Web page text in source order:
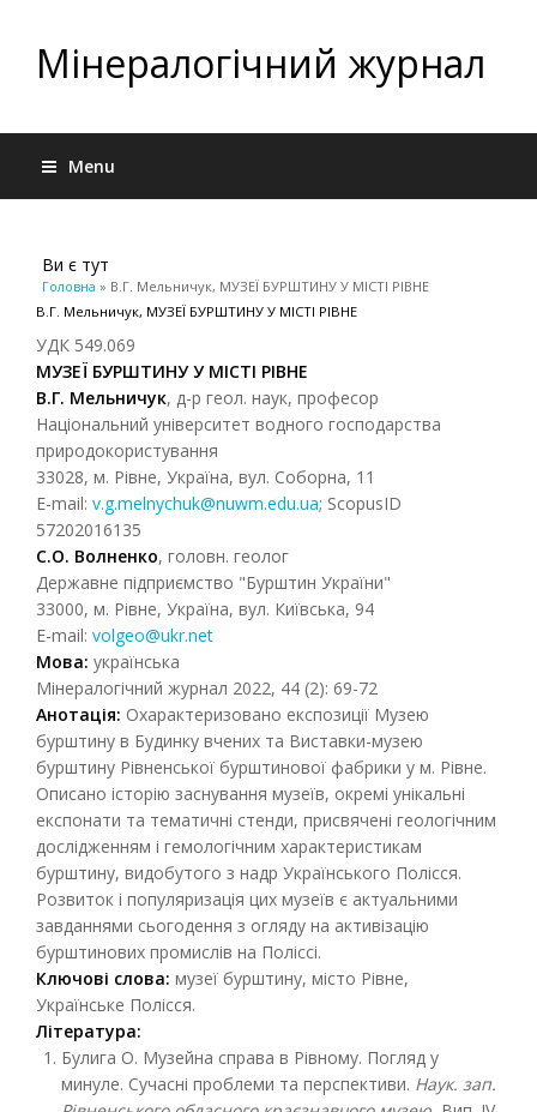
Мінералогічний журнал
Menu
Ви є тут
Головна » В.Г. Мельничук, МУЗЕЇ БУРШТИНУ У МІСТІ РІВНЕ
В.Г. Мельничук, МУЗЕЇ БУРШТИНУ У МІСТІ РІВНЕ
УДК 549.069
МУЗЕЇ БУРШТИНУ У МІСТІ РІВНЕ
В.Г. Мельничук, д-р геол. наук, професор
Національний університет водного господарства
природокористування
33028, м. Рівне, Українa, вул. Соборна, 11
E-mail: v.g.melnychuk@nuwm.edu.ua; ScopusID
57202016135
С.О. Волненко, головн. геолог
Державне підприємство "Бурштин України"
33000, м. Рівне, Українa, вул. Київська, 94
E-mail: volgeo@ukr.net
Мова: українська
Мінералогічний журнал 2022, 44 (2): 69-72
Анотація: Охарактеризовано експозиції Музею
бурштину в Будинку вчених та Виставки-музею
бурштину Рівненської бурштинової фабрики у м. Рівне.
Описано історію заснування музеїв, окремі унікальні
експонати та тематичні стенди, присвячені геологічним
дослідженням і гемологічним характеристикам
бурштину, видобутого з надр Українського Полісся.
Розвиток і популяризація цих музеїв є актуальними
завданнями сьогодення з огляду на активізацію
бурштинових промислів на Поліссі.
Ключові слова: музеї бурштину, місто Рівне,
Українське Полісся.
Література:
Булига О. Музейна справа в Рівному. Погляд у
минуле. Сучасні проблеми та перспективи. Наук. зап.